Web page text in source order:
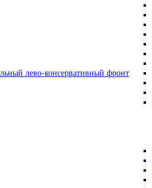
лево-консервативный фронт